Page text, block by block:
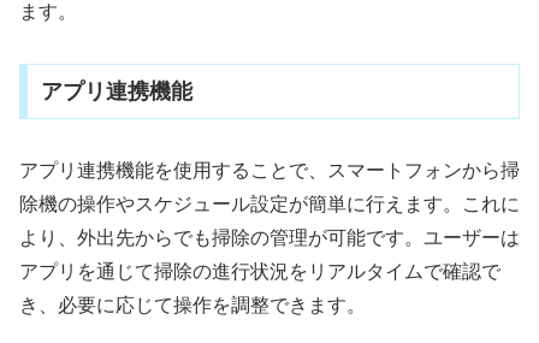
ます。
アプリ連携機能
アプリ連携機能を使用することで、スマートフォンから掃
除機の操作やスケジュール設定が簡単に行えます。これに
より、外出先からでも掃除の管理が可能です。ユーザーは
アプリを通じて掃除の進行状況をリアルタイムで確認で
き、必要に応じて操作を調整できます。